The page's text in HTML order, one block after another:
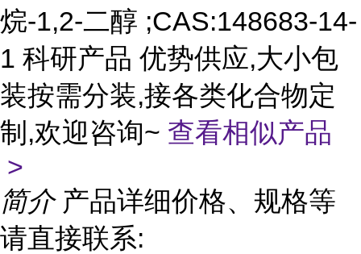
烷-1,2-二醇 ;CAS:148683-14-
1 科研产品 优势供应,大小包
装按需分装,接各类化合物定
制,欢迎咨询~ 查看相似产品
>
简介 产品详细价格、规格等
请直接联系: